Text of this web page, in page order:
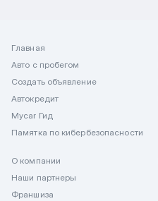
Главная
Авто с пробегом
Создать объявление
Автокредит
Mycar Гид
Памятка по кибербезопасности
О компании
Наши партнеры
Франшиза